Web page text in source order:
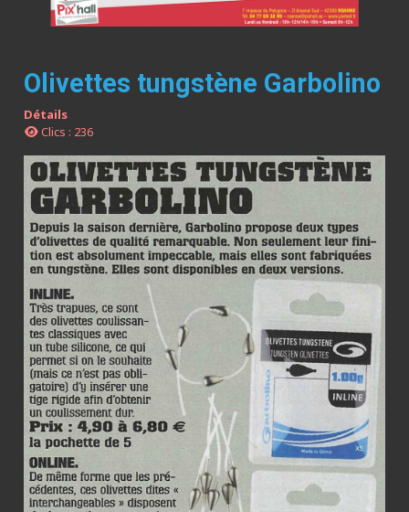
Olivettes tungstène Garbolino
Détails
Clics : 236